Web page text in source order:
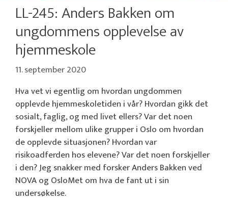
LL-245: Anders Bakken om
ungdommens opplevelse av
hjemmeskole
11. september 2020
Hva vet vi egentlig om hvordan ungdommen
opplevde hjemmeskoletiden i vår? Hvordan gikk det
sosialt, faglig, og med livet ellers? Var det noen
forskjeller mellom ulike grupper i Oslo om hvordan
de opplevde situasjonen? Hvordan var
risikoadferden hos elevene? Var det noen forskjeller
i den? Jeg snakker med forsker Anders Bakken ved
NOVA og OsloMet om hva de fant ut i sin
undersøkelse.